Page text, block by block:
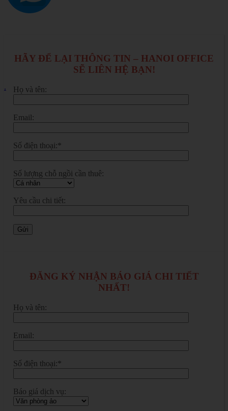
.
HÃY ĐỂ LẠI THÔNG TIN – HANOI OFFICE
SẼ LIÊN HỆ BẠN!
Họ và tên:
Email:
Số điện thoại:*
Số lượng chỗ ngồi cần thuê:
Yêu cầu chi tiết:
ĐĂNG KÝ NHẬN BÁO GIÁ CHI TIẾT
NHẤT!
Họ và tên:
Email:
Số điện thoại:*
Báo giá dịch vụ: